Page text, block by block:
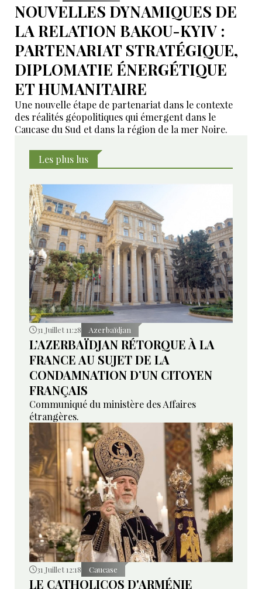
NOUVELLES DYNAMIQUES DE
LA RELATION BAKOU-KYIV :
PARTENARIAT STRATÉGIQUE,
DIPLOMATIE ÉNERGÉTIQUE
ET HUMANITAIRE
Une nouvelle étape de partenariat dans le contexte
des réalités géopolitiques qui émergent dans le
Caucase du Sud et dans la région de la mer Noire.
Les plus lus
31 Juillet 11:28 Azerbaïdjan
L’AZERBAÏDJAN RÉTORQUE À LA
FRANCE AU SUJET DE LA
CONDAMNATION D’UN CITOYEN
FRANÇAIS
Communiqué du ministère des Affaires
étrangères.
31 Juillet 12:18 Caucase
LE CATHOLICOS D'ARMÉNIE